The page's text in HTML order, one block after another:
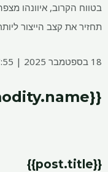
בטווח הקרוב, איוונהו
תחזיר את קצב הייצור ליותר מ -550,000
18 בספטמבר 2025 | 07:55 בבוקר
{{commodity.name}}
{{post.title}}